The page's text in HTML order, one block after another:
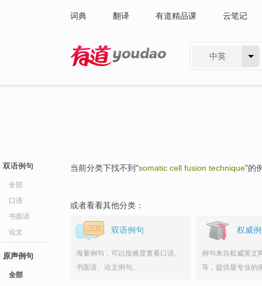
词典 翻译 有道精品课 云笔记
中英
双语例句
全部
口语
书面语
论文
原声例句
全部
当前分类下找不到"somatic cell fusion technique"的
或者看看其他分类：
双语例句
海量例句，可以按难度查看口语、
书面语、论文例句。
权威
例句来自权威英文
等，提供最专业的